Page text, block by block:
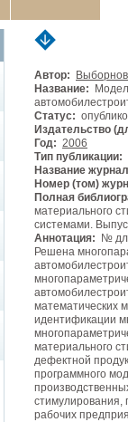
Автор:
Название:
Статус:
Издательство
Год: 2006
Тип публикации:
Название
Номер (том)
Полная
материального
системами.
Аннотация: №
Решена
математических
идентификации
материального
дефектной
программного
стимулирования,
рабочих